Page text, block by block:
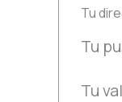
Tu
Tu
Tu